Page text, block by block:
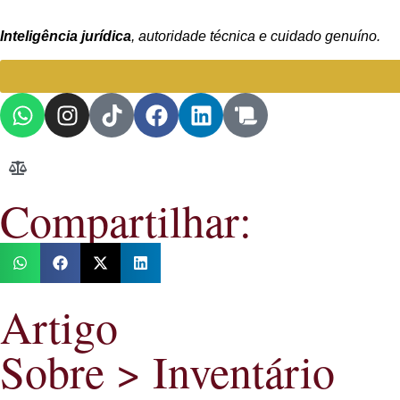
Inteligência jurídica, autoridade técnica e cuidado genuíno.
Compartilhar:
Artigo
Sobre > Inventário